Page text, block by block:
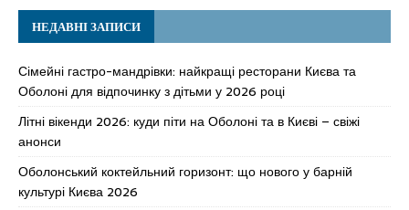
НЕДАВНІ ЗАПИСИ
Сімейні гастро-мандрівки: найкращі ресторани Києва та
Оболоні для відпочинку з дітьми у 2026 році
Літні вікенди 2026: куди піти на Оболоні та в Києві – свіжі
анонси
Оболонський коктейльний горизонт: що нового у барній
культурі Києва 2026